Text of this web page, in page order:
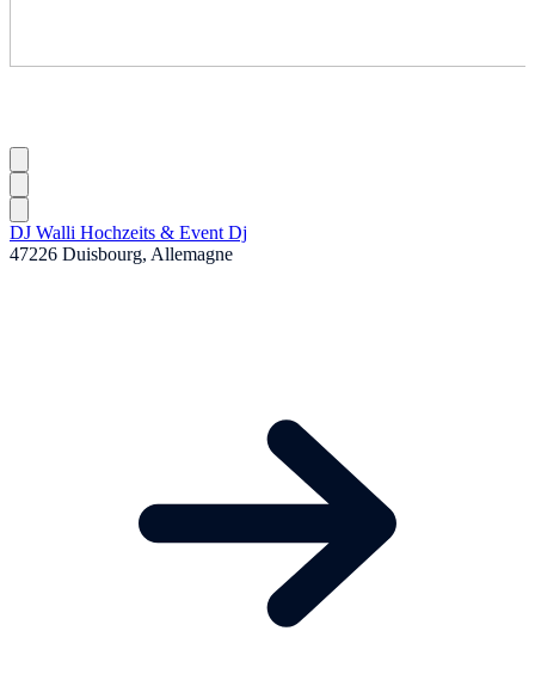
DJ Walli Hochzeits & Event Dj
47226 Duisbourg, Allemagne